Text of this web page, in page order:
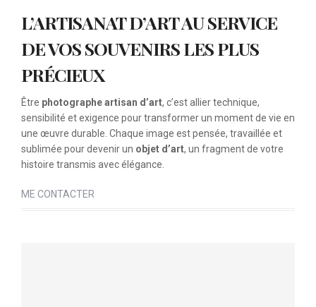
L’ARTISANAT D’ART AU SERVICE
DE VOS SOUVENIRS LES PLUS
PRÉCIEUX
Être photographe artisan d’art, c’est allier technique,
sensibilité et exigence pour transformer un moment de vie en
une œuvre durable. Chaque image est pensée, travaillée et
sublimée pour devenir un objet d’art, un fragment de votre
histoire transmis avec élégance.
ME CONTACTER